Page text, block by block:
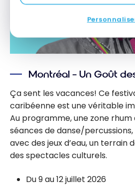
Montréal – Un Goût
Ça sent les vacances! Ce
caribéenne est une véritable
Au programme, une zone
séances de danse/
avec des jeux d’eau, un terrain
des spectacles culturels.
Du 9 au 12 juillet 2026